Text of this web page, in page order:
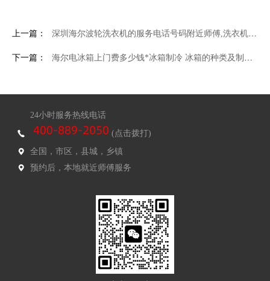
上一篇： 深圳海尔波轮洗衣机的服务电话号码附近师傅,洗衣机支架(洗衣机支架的利弊)
下一篇： 海尔电冰箱上门费多少钱*冰箱制冷 冰箱的种类及制冷原理
24小时服务热线电话
(点击拨打)
全国，市区，县城，乡镇
预约后，本地就近师傅服务